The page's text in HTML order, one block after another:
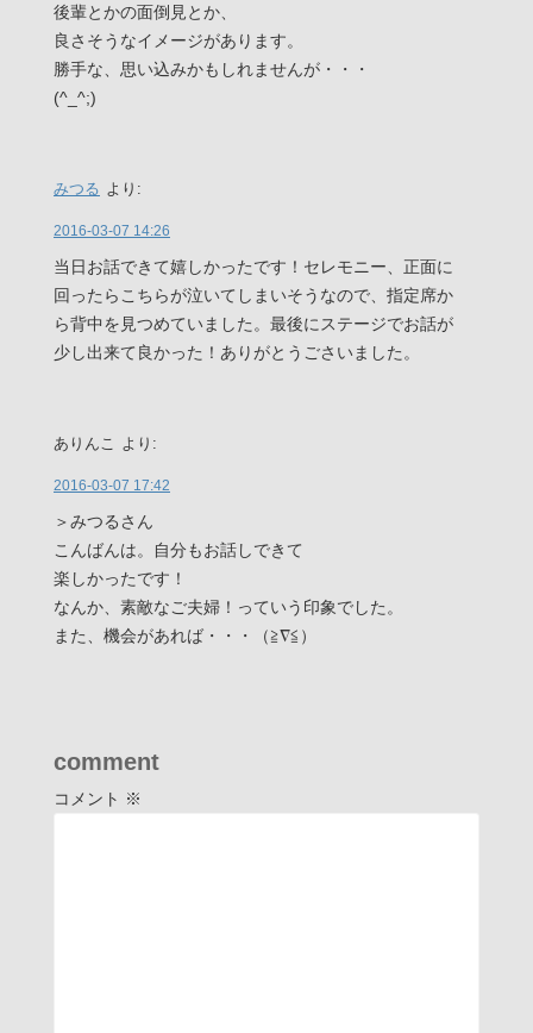
後輩とかの面倒見とか、
良さそうなイメージがあります。
勝手な、思い込みかもしれませんが・・・
(^_^;)
みつる より:
2016-03-07 14:26
当日お話できて嬉しかったです！セレモニー、正面に
回ったらこちらが泣いてしまいそうなので、指定席か
ら背中を見つめていました。最後にステージでお話が
少し出来て良かった！ありがとうごさいました。
ありんこ より:
2016-03-07 17:42
＞みつるさん
こんばんは。自分もお話しできて
楽しかったです！
なんか、素敵なご夫婦！っていう印象でした。
また、機会があれば・・・（≧∇≦）
comment
コメント ※